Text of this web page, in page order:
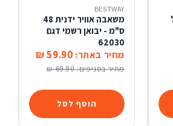
הוסף לסל
BESTWAY
משאבה אוויר ידנית 48
ס"מ - יבואן רשמי דגם
62030
מחיר באתר: 59.90 ₪
מחיר בסניפים:69.90 ₪